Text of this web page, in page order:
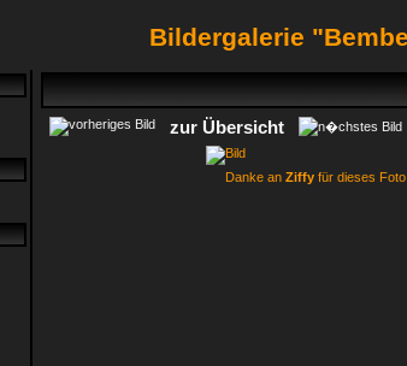
Bildergalerie
zur Übersicht
Danke an Ziffy für dieses Foto